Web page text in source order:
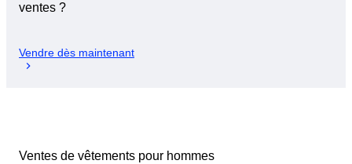
ventes ?
Vendre dès maintenant
Ventes de vêtements pour hommes